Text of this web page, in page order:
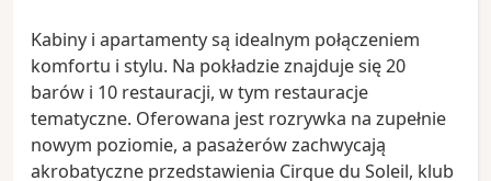
Kabiny i apartamenty są idealnym połączeniem
komfortu i stylu. Na pokładzie znajduje się 20
barów i 10 restauracji, w tym restauracje
tematyczne. Oferowana jest rozrywka na zupełnie
nowym poziomie, a pasażerów zachwycają
akrobatyczne przedstawienia Cirque du Soleil, klub